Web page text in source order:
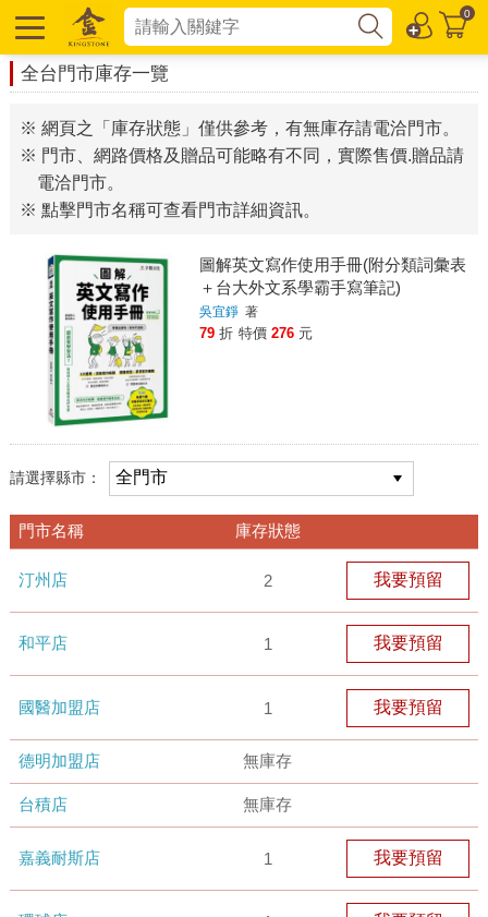
0
全台門市庫存一覽
※ 網頁之「庫存狀態」僅供參考，有無庫存請電洽門市。
※ 門市、網路價格及贈品可能略有不同，實際售價.贈品請
電洽門市。
※ 點擊門市名稱可查看門市詳細資訊。
圖解英文寫作使用手冊(附分類詞彙表
＋台大外文系學霸手寫筆記)
吳宜錚 著
79 折 特價 276 元
請選擇縣市：
門市名稱 庫存狀態
汀州店 2 我要預留
和平店 1 我要預留
國醫加盟店 1 我要預留
德明加盟店 無庫存
台積店 無庫存
嘉義耐斯店 1 我要預留